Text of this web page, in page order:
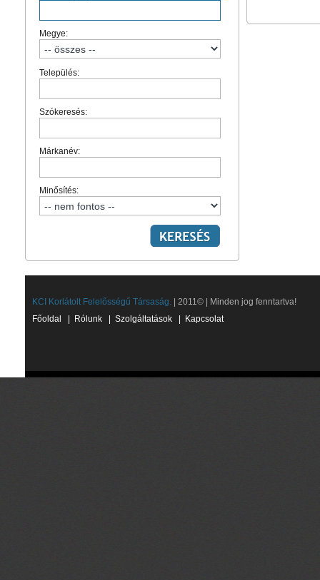
Megye:
Település:
Szókeresés:
Márkanév:
Minősítés:
KCI Korlátolt Felelősségű Társaság. | 2011© | Minden jog fenntartva!
Főoldal
Rólunk Szolgáltatások Kapcsolat